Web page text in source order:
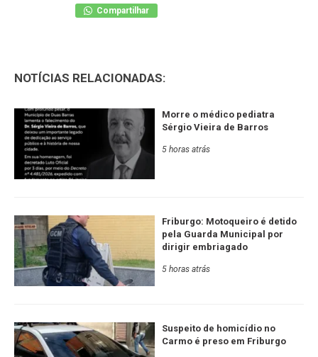
Compartilhar
NOTÍCIAS RELACIONADAS:
Morre o médico pediatra
Sérgio Vieira de Barros
5 horas atrás
Friburgo: Motoqueiro é detido
pela Guarda Municipal por
dirigir embriagado
5 horas atrás
Suspeito de homicídio no
Carmo é preso em Friburgo